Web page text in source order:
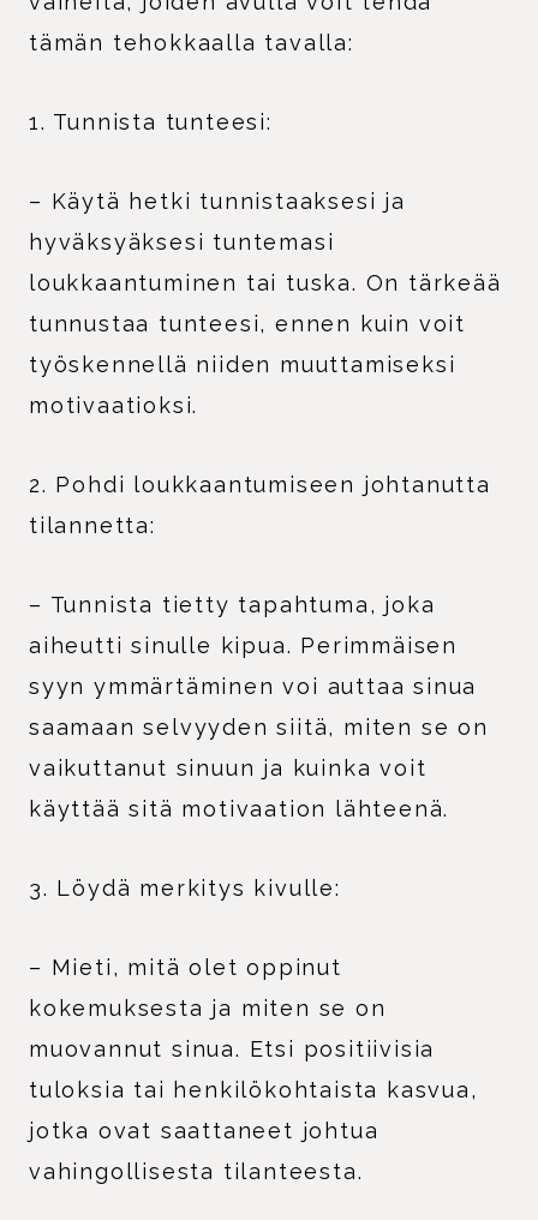
tämän tehokkaalla tavalla:
1. Tunnista tunteesi:
– Käytä hetki tunnistaaksesi ja
hyväksyäksesi tuntemasi
loukkaantuminen tai tuska. On tärkeää
tunnustaa tunteesi, ennen kuin voit
työskennellä niiden muuttamiseksi
motivaatioksi.
2. Pohdi loukkaantumiseen johtanutta
tilannetta:
– Tunnista tietty tapahtuma, joka
aiheutti sinulle kipua. Perimmäisen
syyn ymmärtäminen voi auttaa sinua
saamaan selvyyden siitä, miten se on
vaikuttanut sinuun ja kuinka voit
käyttää sitä motivaation lähteenä.
3. Löydä merkitys kivulle:
– Mieti, mitä olet oppinut
kokemuksesta ja miten se on
muovannut sinua. Etsi positiivisia
tuloksia tai henkilökohtaista kasvua,
jotka ovat saattaneet johtua
vahingollisesta tilanteesta.